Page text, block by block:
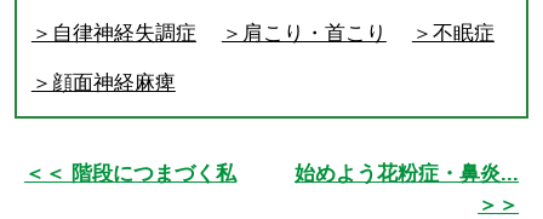
＞自律神経失調症 ＞肩こり・首こり ＞不眠症
＞顔面神経麻痺
＜＜ 階段につまづく私
始めよう花粉症・鼻炎...
＞＞